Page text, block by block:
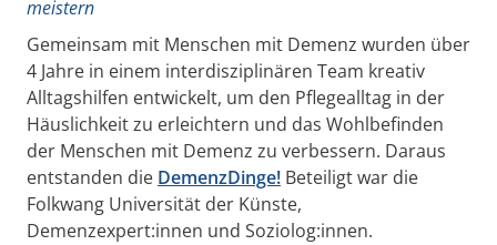
meistern
Gemeinsam mit Menschen mit Demenz wurden über
4 Jahre in einem interdisziplinären Team kreativ
Alltagshilfen entwickelt, um den Pflegealltag in der
Häuslichkeit zu erleichtern und das Wohlbefinden
der Menschen mit Demenz zu verbessern. Daraus
entstanden die DemenzDinge! Beteiligt war die
Folkwang Universität der Künste,
Demenzexpert:innen und Soziolog:innen.